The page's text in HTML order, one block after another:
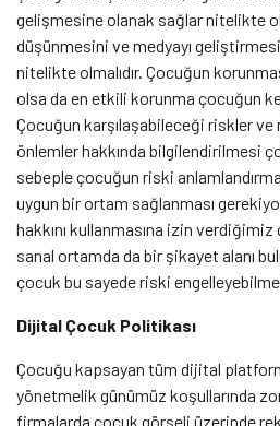
gelişmesine olanak sağlar nitelikte
düşünmesini ve medyayı
nitelikte olmalıdır. Çocuğun
olsa da en etkili korunma çocuğun
Çocuğun karşılaşabileceği riskler ve
önlemler hakkında bilgilendirilmesi
sebeple çocuğun riski
uygun bir ortam sağlanması
hakkını kullanmasına izin
sanal ortamda da bir şikayet alanı
çocuk bu sayede riski
Dijital Çocuk Politikası
Çocuğu kapsayan tüm dijital
yönetmelik günümüz koşullarında
firmalarda çocuk görseli üzerinde